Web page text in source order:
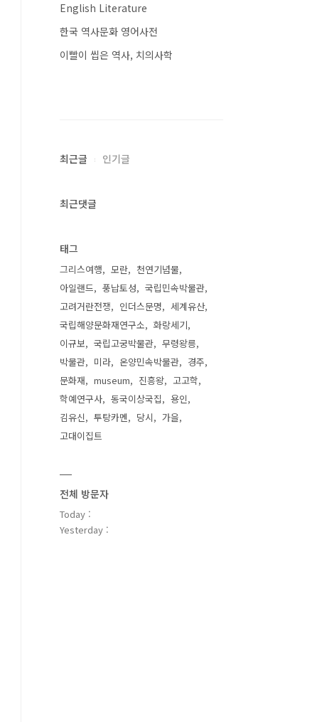
English Literature
한국 역사문화 영어사전
이빨이 씹은 역사, 치의사학
최근글 인기글
최근댓글
태그
그리스여행 모란
천연기념물
아일랜드
풍납토성
국립민속박물관
고려거란전쟁
인더스문명
세계유산
국립해양문화재연구소
화랑세기
이규보
국립고궁박물관
무령왕릉
박물관
미라 온양민속박물관
경주
문화재
museum 진흥왕
고고학
학예연구사
동국이상국집
용인
김유신
투탕카멘 당시
가을
고대이집트
전체 방문자
Today :
Yesterday :